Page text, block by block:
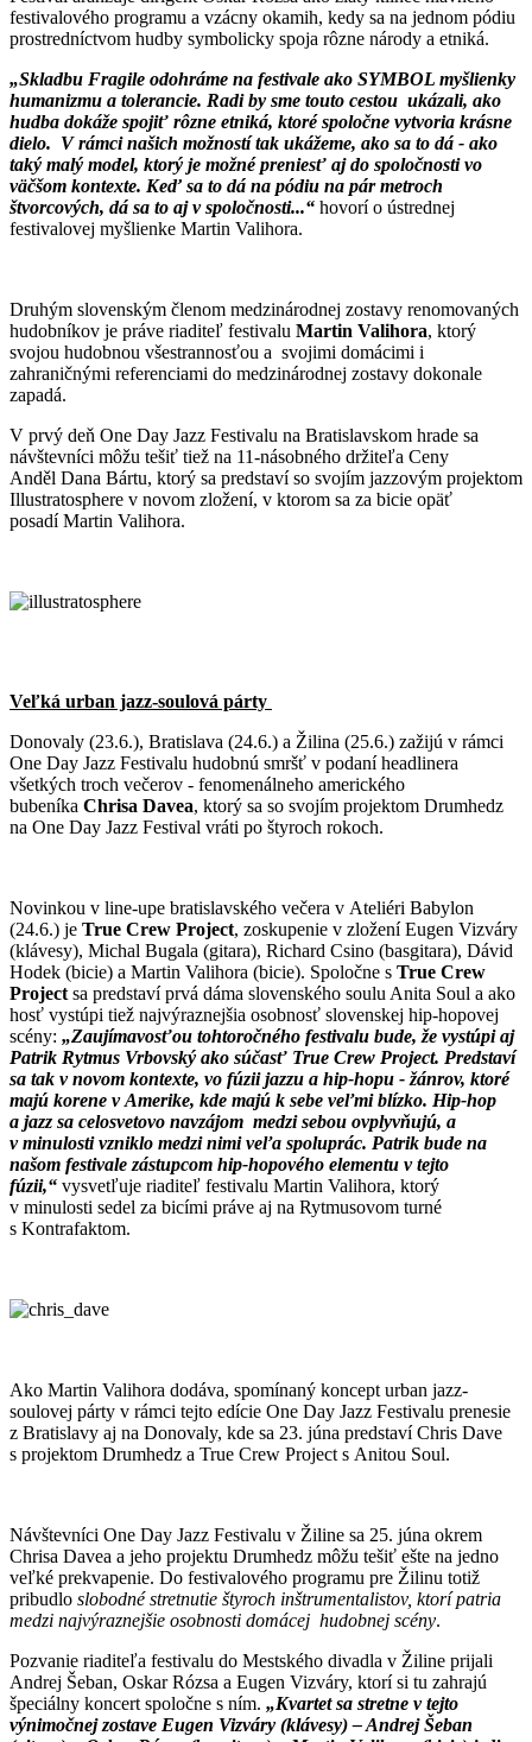
festivalového programu a vzácny okamih, kedy sa na jednom pódiu
prostredníctvom hudby symbolicky spoja rôzne národy a etniká.
„Skladbu Fragile odohráme na festivale ako SYMBOL myšlienky
humanizmu a tolerancie. Radi by sme touto cestou ukázali, ako
hudba dokáže spojiť rôzne etniká, ktoré spoločne vytvoria krásne
dielo. V rámci našich možností tak ukážeme, ako sa to dá - ako
taký malý model, ktorý je možné preniesť aj do spoločnosti vo
väčšom kontexte. Keď sa to dá na pódiu na pár metroch
štvorcových, dá sa to aj v spoločnosti...“ hovorí o ústrednej
festivalovej myšlienke Martin Valihora.
Druhým slovenským členom medzinárodnej zostavy renomovaných
hudobníkov je práve riaditeľ festivalu Martin Valihora, ktorý
svojou hudobnou všestrannosťou a svojimi domácimi i
zahraničnými referenciami do medzinárodnej zostavy dokonale
zapadá.
V prvý deň One Day Jazz Festivalu na Bratislavskom hrade sa
návštevníci môžu tešiť tiež na 11-násobného držiteľa Ceny
Anděl Dana Bártu, ktorý sa predstaví so svojím jazzovým projektom
Illustratosphere v novom zložení, v ktorom sa za bicie opäť
posadí Martin Valihora.
Veľká urban jazz-soulová párty
Donovaly (23.6.), Bratislava (24.6.) a Žilina (25.6.) zažijú v rámci
One Day Jazz Festivalu hudobnú smršť v podaní headlinera
všetkých troch večerov - fenomenálneho amerického
bubeníka Chrisa Davea, ktorý sa so svojím projektom Drumhedz
na One Day Jazz Festival vráti po štyroch rokoch.
Novinkou v line-upe bratislavského večera v Ateliéri Babylon
(24.6.) je True Crew Project, zoskupenie v zložení Eugen Vizváry
(klávesy), Michal Bugala (gitara), Richard Csino (basgitara), Dávid
Hodek (bicie) a Martin Valihora (bicie). Spoločne s True Crew
Project sa predstaví prvá dáma slovenského soulu Anita Soul a ako
hosť vystúpi tiež najvýraznejšia osobnosť slovenskej hip-hopovej
scény: „Zaujímavosťou tohtoročného festivalu bude, že vystúpi aj
Patrik Rytmus Vrbovský ako súčasť True Crew Project. Predstaví
sa tak v novom kontexte, vo fúzii jazzu a hip-hopu - žánrov, ktoré
majú korene v Amerike, kde majú k sebe veľmi blízko. Hip-hop
a jazz sa celosvetovo navzájom medzi sebou ovplyvňujú, a
v minulosti vzniklo medzi nimi veľa spoluprác. Patrik bude na
našom festivale zástupcom hip-hopového elementu v tejto
fúzii,“ vysvetľuje riaditeľ festivalu Martin Valihora, ktorý
v minulosti sedel za bicími práve aj na Rytmusovom turné
s Kontrafaktom.
Ako Martin Valihora dodáva, spomínaný koncept urban jazz-
soulovej párty v rámci tejto edície One Day Jazz Festivalu prenesie
z Bratislavy aj na Donovaly, kde sa 23. júna predstaví Chris Dave
s projektom Drumhedz a True Crew Project s Anitou Soul.
Návštevníci One Day Jazz Festivalu v Žiline sa 25. júna okrem
Chrisa Davea a jeho projektu Drumhedz môžu tešiť ešte na jedno
veľké prekvapenie. Do festivalového programu pre Žilinu totiž
pribudlo slobodné stretnutie štyroch inštrumentalistov, ktorí patria
medzi najvýraznejšie osobnosti domácej hudobnej scény.
Pozvanie riaditeľa festivalu do Mestského divadla v Žiline prijali
Andrej Šeban, Oskar Rózsa a Eugen Vizváry, ktorí si tu zahrajú
špeciálny koncert spoločne s ním. „Kvartet sa stretne v tejto
výnimočnej zostave Eugen Vizváry (klávesy) – Andrej Šeban